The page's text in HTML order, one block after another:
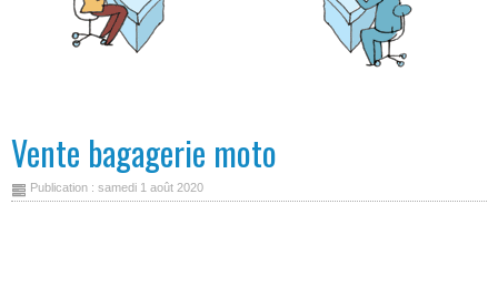
Vente bagagerie moto
Publication : samedi 1 août 2020